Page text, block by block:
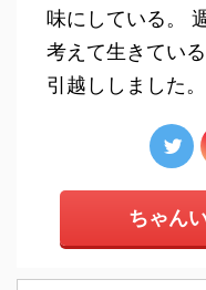
味にしている。
考えて生きてい
引越ししました。
ちゃん